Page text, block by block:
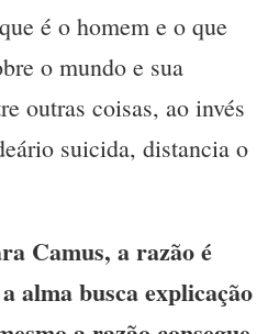
é o homem e o que
o mundo e sua
outras coisas, ao invés
suicida, distancia o
Camus, a razão é
alma busca explicação